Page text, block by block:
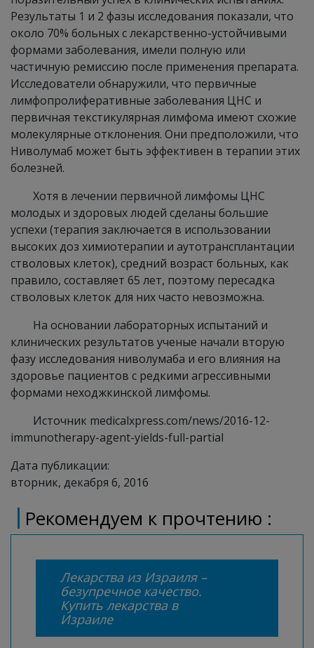
Результаты 1 и 2 фазы исследования показали, что
около 70% больных с лекарственно-устойчивыми
формами заболевания, имели полную или
частичную ремиссию после применения препарата.
Исследователи обнаружили, что первичные
лимфопролиферативные заболевания ЦНС и
первичная текстикулярная лимфома имеют схожие
молекулярные отклонения. Они предположили, что
Ниволумаб может быть эффективен в терапии этих
болезней.
Хотя в лечении первичной лимфомы ЦНС
молодых и здоровых людей сделаны большие
успехи (терапия заключается в использовании
высоких доз химиотерапии и аутотрансплантации
стволовых клеток), средний возраст больных, как
правило, составляет 65 лет, поэтому пересадка
стволовых клеток для них часто невозможна.
На основании лабораторных испытаний и
клинических результатов ученые начали вторую
фазу исследования ниволумаба и его влияния на
здоровье пациентов с редкими агрессивными
формами неходжкинской лимфомы.
Источник medicalxpress.com/news/2016-12-
immunotherapy-agent-yields-full-partial
Дата публикации:
вторник, декабря 6, 2016
Рекомендуем к прочтению :
Лекарства из Израиля –
безупречное качество.
Купить лекарства в
Израиле